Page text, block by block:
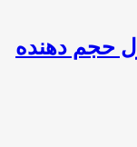
حجم دهنده